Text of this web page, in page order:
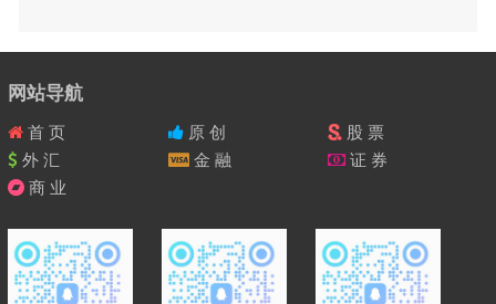
网站导航
首 页 原 创
股 票
外 汇
金 融
证 券
商 业